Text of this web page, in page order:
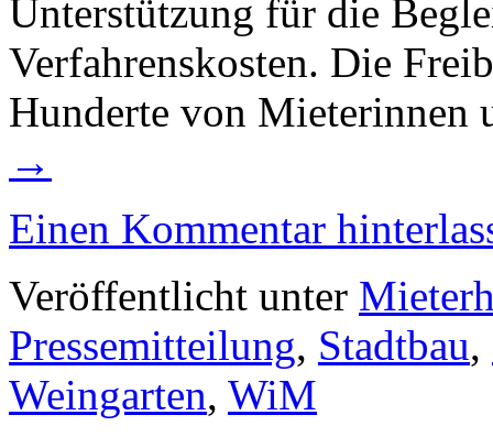
Unterstützung für die
Verfahrenskosten. Die
Hunderte von
→
Einen Kommentar
Veröffentlicht unter
Pressemitteilung, Stadtbau,
Weingarten, WiM